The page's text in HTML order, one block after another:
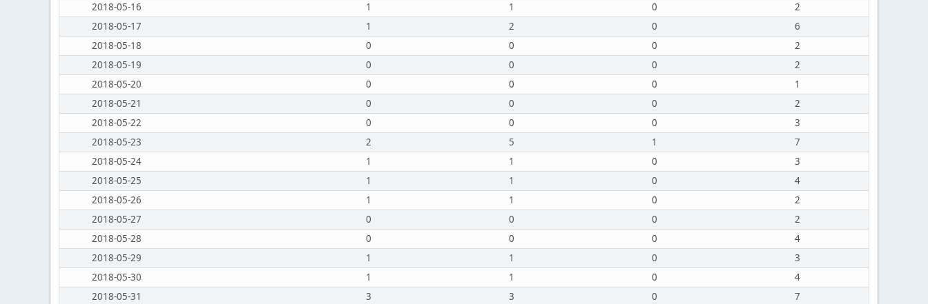
2018-05-16
1 1 0
2
2018-05-17
1 2 0
6
2018-05-18
0 0 0
2
2018-05-19
0 0 0
2
2018-05-20
0 0 0
1
2018-05-21
0 0 0
2
2018-05-22
0 0 0
3
2018-05-23
2 5 1
7
2018-05-24
1 1 0
3
2018-05-25
1 1 0
4
2018-05-26
1 1 0
2
2018-05-27
0 0 0
2
2018-05-28
0 0 0
4
2018-05-29
1 1 0
3
2018-05-30
1 1 0
4
2018-05-31
3 3 0 7